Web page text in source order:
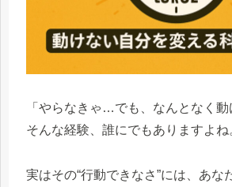
「やらなきゃ…でも、なんとなく動
そんな経験、誰にでもありますよね
実はその“行動できなさ”には、あな